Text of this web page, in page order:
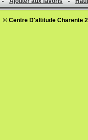
© Centre D'altitude Charente